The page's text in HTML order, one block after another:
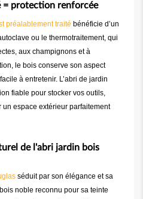
protection renforcée
préalablement traité bénéficie d’un
ou le thermotraitement, qui
aux champignons et à
le bois conserve son aspect
à entretenir. L’abri de jardin
fiable pour stocker vos outils,
espace extérieur parfaitement
de l'abri jardin bois
séduit par son élégance et sa
noble reconnu pour sa teinte